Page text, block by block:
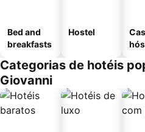
Bed and
breakfasts
Hostel
Categorias de hotéis
Giovanni